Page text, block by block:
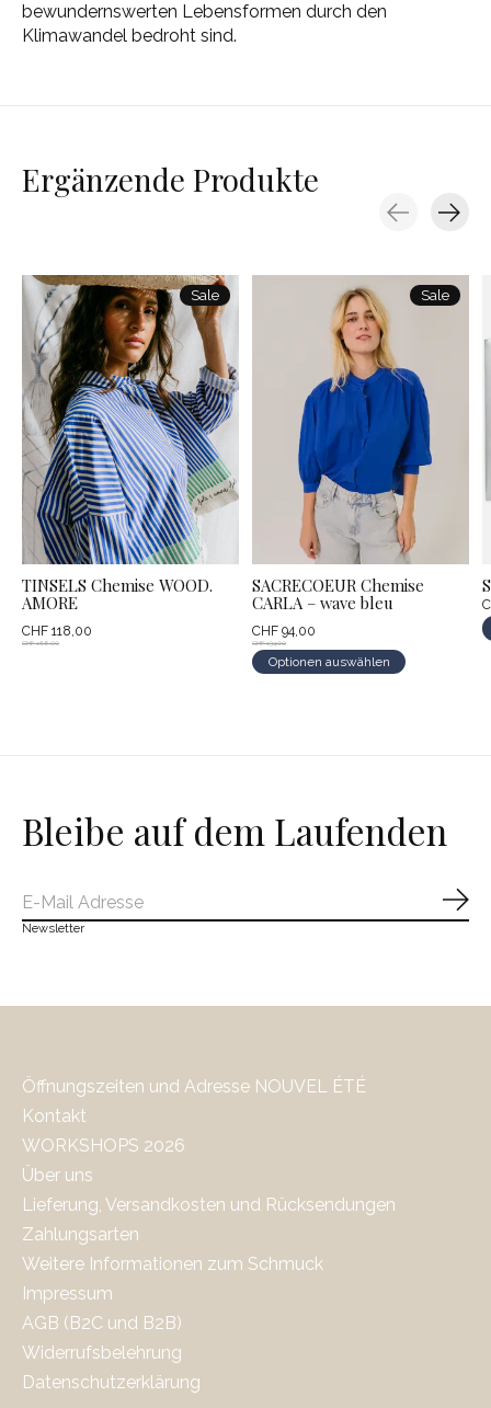
bewundernswerten Lebensformen durch den
Klimawandel bedroht sind.
Ergänzende Produkte
Sale
TINSELS Chemise WOOD.
AMORE
CHF 118,00
CHF 168,00
Sale
SACRECOEUR Chemise
CARLA – wave bleu
CHF 94,00
CHF 134,00
Optionen auswählen
Bleibe auf dem Laufenden
Newsletter
Öffnungszeiten und Adresse NOUVEL ÉTÉ
Kontakt
WORKSHOPS 2026
Über uns
Lieferung, Versandkosten und Rücksendungen
Zahlungsarten
Weitere Informationen zum Schmuck
Impressum
AGB (B2C und B2B)
Widerrufsbelehrung
Datenschutzerklärung